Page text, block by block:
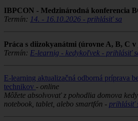
IBPCON - Medzinárodná konferencia
Termín: 14. - 16.10.2026 - prihlásiť sa
Práca s diizokyanátmi (úrovne A, B, C v
Termín: E-learnig - kedykoľvek - prihlásiť
E-learning aktualizačná odborná príprava
technikov - online
Môžete absolvovať z pohodlia domova
notebook, tablet, alebo smartfón - prihlásiť